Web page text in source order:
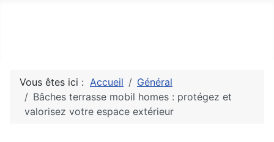
Vous êtes ici : Accueil
Général
Bâches terrasse mobil homes : protégez et
valorisez votre espace extérieur